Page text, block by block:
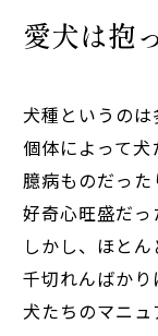
愛犬は抱
犬種というのは
個体によって犬
臆病ものだった
好奇心旺盛だっ
しかし、ほとん
千切れんばかり
犬たちのマニュ